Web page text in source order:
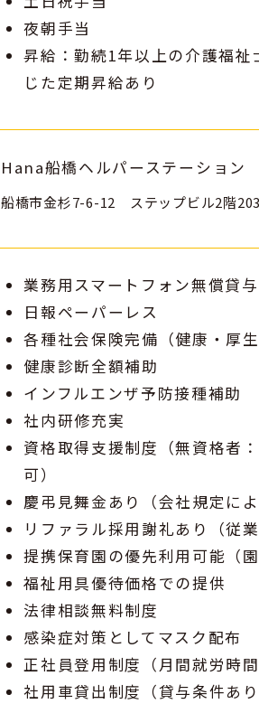
夜朝手当
昇給：勤続1年以上の介護福
じた定期昇給あり
Hana船橋ヘルパーステーション
船橋市金杉7-6-12 ステップビル2階
業務用スマートフォン無償貸与
日報ペーパーレス
各種社会保険完備（健康・厚生
健康診断全額補助
インフルエンザ予防接種補助
社内研修充実
資格取得支援制度（無資格者
可）
慶弔見舞金あり（会社規定によ
リファラル採用謝礼あり（従業
提携保育園の優先利用可能（
福祉用具優待価格での提供
法律相談無料制度
感染症対策としてマスク配布
正社員登用制度（月間就労時間
社用車貸出制度（貸与条件あり